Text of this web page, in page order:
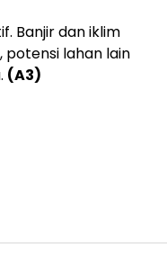
Banjir dan iklim
lahan lain
(A3)